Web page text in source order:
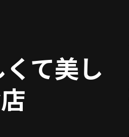
て美し